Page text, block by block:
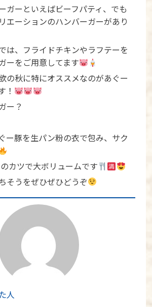
ガーといえばビーフパティ、でも
エーションのハンバーガーがあり
は、フライドチキンやラフテーを
ーをご用意してます
の秋に特にオススメなのがあぐー
！
ー？
ー豚を生パン粉の衣で包み、サク
カツで大ボリュームです
そうをぜひぜひどうぞ
人